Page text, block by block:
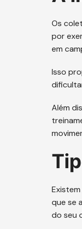
Os
por
em
Isso
Além
que se
do seu